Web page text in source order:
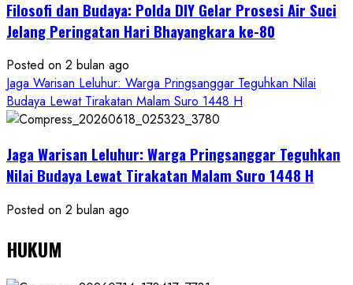
Filosofi dan Budaya: Polda DIY Gelar Prosesi Air Suci
Jelang Peringatan Hari Bhayangkara ke-80
Posted on 2 bulan ago
Jaga Warisan Leluhur: Warga Pringsanggar Teguhkan Nilai
Budaya Lewat Tirakatan Malam Suro 1448 H
Jaga Warisan Leluhur: Warga Pringsanggar Teguhkan
Nilai Budaya Lewat Tirakatan Malam Suro 1448 H
Posted on 2 bulan ago
HUKUM